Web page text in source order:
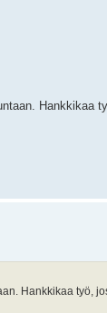
Hankkikaa
Hankkikaa työ,